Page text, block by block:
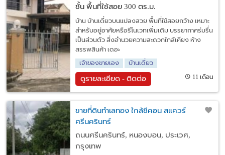
ชั้น พื้นที่ใช้สอย 300 ตร.ม.
บ้าน บ้านเดี่ยวบนแปลงสวย พื้นที่ใช้สอยกว้าง เหมาะ
สำหรับอยู่อาศัยหรือรีโนเวทเพิ่มเติม บรรยากาศร่มรื่น
เป็นส่วนตัว สิ่งอำนวยความสะดวกใกล้เคียง ห้าง
สรรพสินค้า เดอะ
เจ้าของขายเอง
บ้านเดี่ยว
ดูรายละเอียด - ติดต่อ 11 เดือน
ขายที่ดินทำเลทอง ใกล้ซีคอน สแควร์
ศรีนครินทร์
ถนนศรีนครินทร์, หนองบอน, ประเวศ,
กรุงเทพ